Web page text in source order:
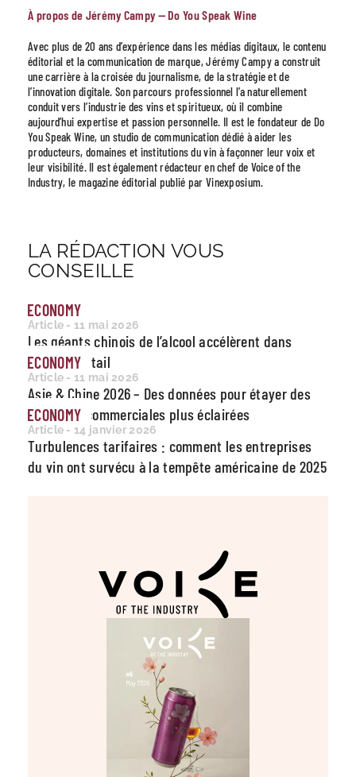
À propos de Jérémy Campy — Do You Speak Wine
Avec plus de 20 ans d’expérience dans les médias digitaux, le contenu
éditorial et la communication de marque, Jérémy Campy a construit
une carrière à la croisée du journalisme, de la stratégie et de
l’innovation digitale. Son parcours professionnel l’a naturellement
conduit vers l’industrie des vins et spiritueux, où il combine
aujourd’hui expertise et passion personnelle. Il est le fondateur de Do
You Speak Wine, un studio de communication dédié à aider les
producteurs, domaines et institutions du vin à façonner leur voix et
leur visibilité. Il est également rédacteur en chef de Voice of the
Industry, le magazine éditorial publié par Vinexposium.
LA RÉDACTION VOUS
CONSEILLE
ECONOMY
Article - 11 mai 2026
Les géants chinois de l’alcool accélèrent dans
l’instant retail
ECONOMY
Article - 11 mai 2026
Asie & Chine 2026 – Des données pour étayer des
décisions commerciales plus éclairées
ECONOMY
Article - 14 janvier 2026
Turbulences tarifaires : comment les entreprises
du vin ont survécu à la tempête américaine de 2025